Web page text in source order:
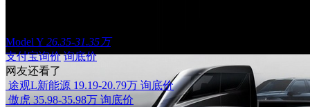
Model Y 26.35-31.35万
支付宝询价 询底价
网友还看了
途观L新能源 19.19-20.79万 询底价
傲虎 35.98-35.98万 询底价